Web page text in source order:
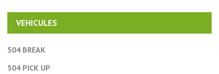
VEHICULES
504 BREAK
504 PICK UP